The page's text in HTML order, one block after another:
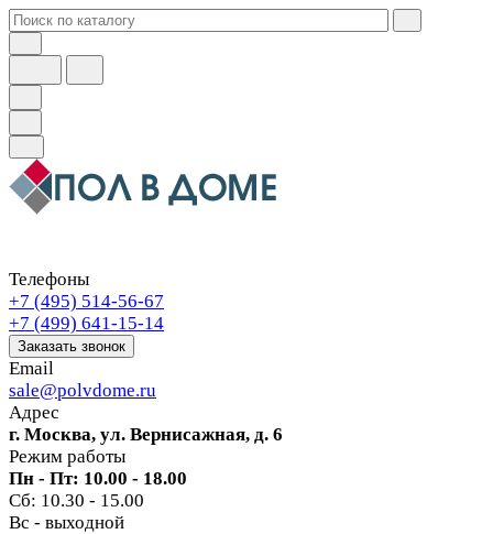
Телефоны
+7 (495) 514-56-67
+7 (499) 641-15-14
Заказать звонок
Email
sale@polvdome.ru
Адрес
г. Москва, ул. Вернисажная, д. 6
Режим работы
Пн - Пт: 10.00 - 18.00
Сб: 10.30 - 15.00
Вс - выходной